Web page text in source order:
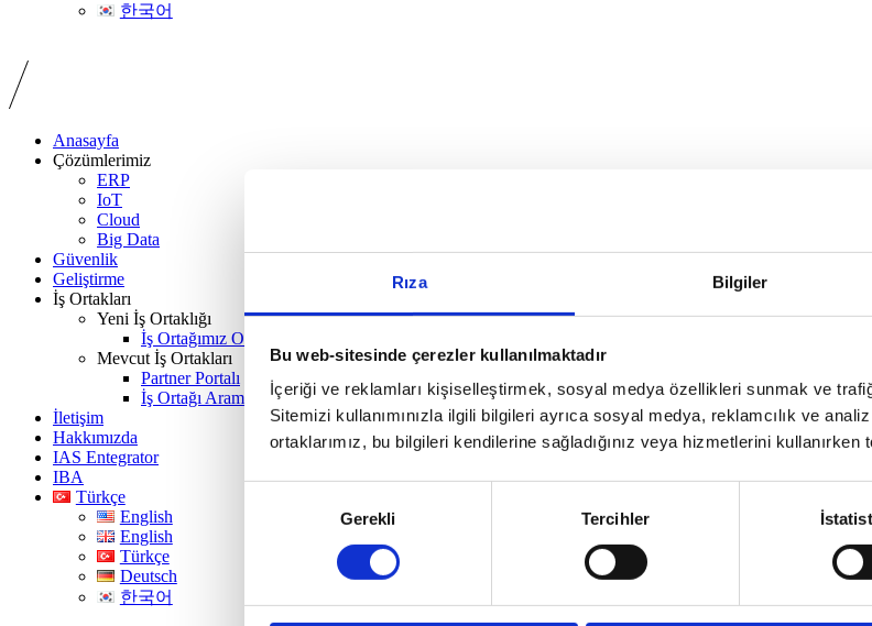
Rıza Bilgiler
Bu web-sitesinde çerezler kullanılmaktadır
İçeriği ve reklamları kişiselleştirmek, sosyal medya özellikleri sunmak ve
Sitemizi kullanımınızla ilgili bilgileri ayrıca sosyal medya, reklamcılık ve
ortaklarımız, bu bilgileri kendilerine sağladığınız veya hizmetlerini kullanırken
Gerekli Tercihler
한국어
Anasayfa
Çözümlerimiz
ERP
IoT
Cloud
Big Data
Güvenlik
Geliştirme
İş Ortakları
Yeni İş Ortaklığı
İş Ortağımız Olun
Mevcut İş Ortakları
Partner Portalı
İş Ortağı Arama
İletişim
Hakkımızda
IAS Entegrator
IBA
Türkçe
English
English
Türkçe
Deutsch
한국어